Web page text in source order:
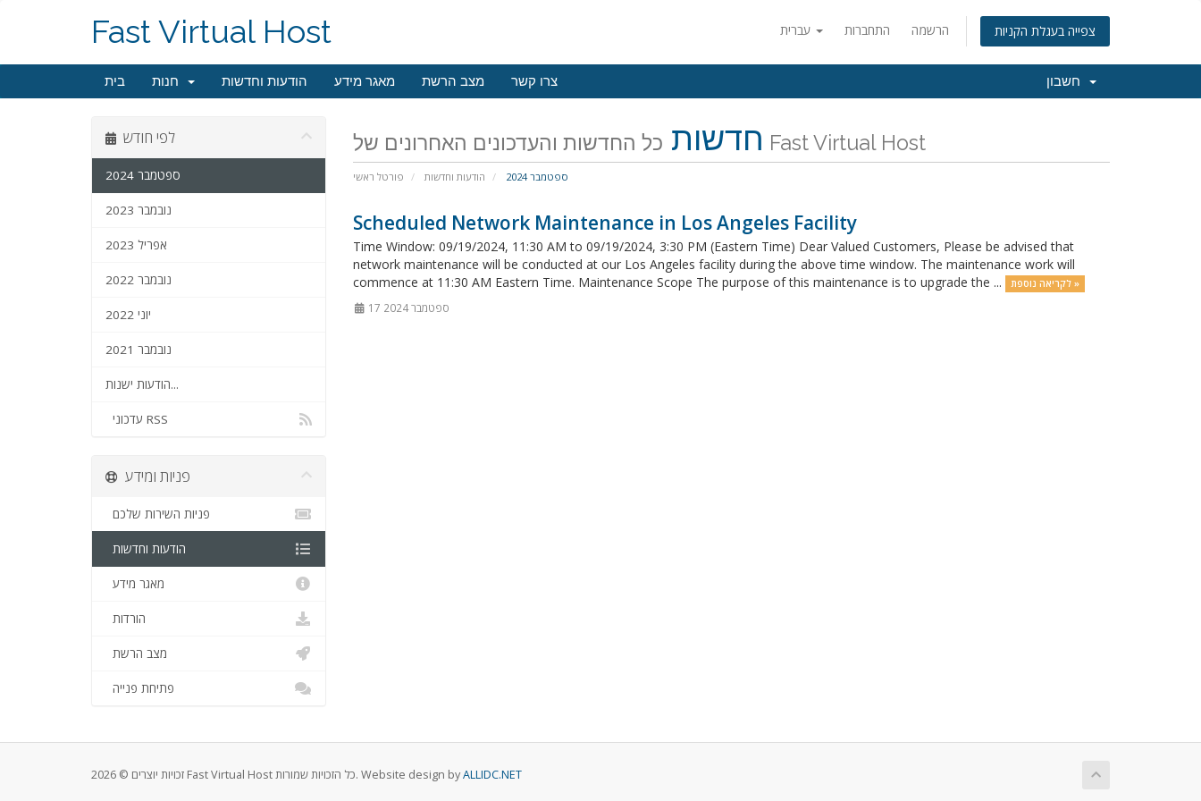
התחברות הרשמה צפייה בעגלת הקניות Fast Virtual Host
בית הודעות וחדשות מאגר מידע מצב הרשת צרו קשר
חדשות כל החדשות והעדכונים האחרונים של Fast Virtual Host
פורטל ראשי הודעות וחדשות ספטמבר 2024
לפי חודש
ספטמבר 2024
נובמבר 2023
אפריל 2023
נובמבר 2022
יוני 2022
נובמבר 2021
הודעות ישנות...
עדכוני RSS
Scheduled Network Maintenance in Los Angeles Facility
Time Window: 09/19/2024, 11:30 AM to 09/19/2024, 3:30 PM (Eastern Time) Dear Valued Customers, Please be advised that
network maintenance will be conducted at our Los Angeles facility during the above time window. The maintenance work will
commence at 11:30 AM Eastern Time. Maintenance Scope The purpose of this maintenance is to upgrade the ...
לקריאה נוספת »
17 ספטמבר 2024
פניות ומידע
פניות השירות שלכם
הודעות וחדשות
מאגר מידע
הורדות
מצב הרשת
פתיחת פנייה
זכויות יוצרים © 2026 Fast Virtual Host כל הזכויות שמורות. Website design byALLIDC.NET